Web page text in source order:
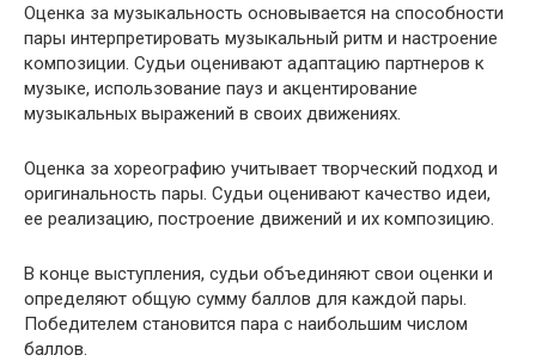
Оценка за музыкальность основывается на способности
пары интерпретировать музыкальный ритм и настроение
композиции. Судьи оценивают адаптацию партнеров к
музыке, использование пауз и акцентирование
музыкальных выражений в своих движениях.
Оценка за хореографию учитывает творческий подход и
оригинальность пары. Судьи оценивают качество идеи,
ее реализацию, построение движений и их композицию.
В конце выступления, судьи объединяют свои оценки и
определяют общую сумму баллов для каждой пары.
Победителем становится пара с наибольшим числом
баллов.